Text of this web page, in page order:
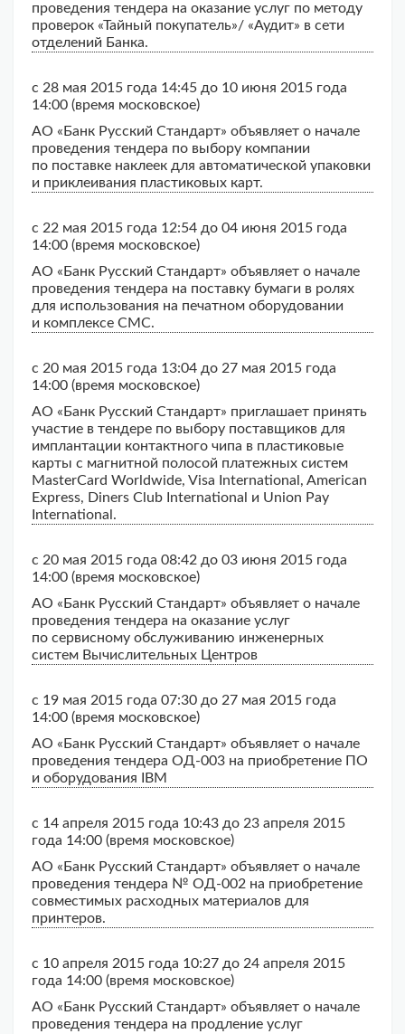
проведения тендера на оказание услуг по методу
проверок «Тайный покупатель»/ «Аудит» в сети
отделений Банка.
с 28 мая 2015 года 14:45 до 10 июня 2015 года
14:00 (время московское)
АО «Банк Русский Стандарт» объявляет о начале
проведения тендера по выбору компании
по поставке наклеек для автоматической упаковки
и приклеивания пластиковых карт.
с 22 мая 2015 года 12:54 до 04 июня 2015 года
14:00 (время московское)
АО «Банк Русский Стандарт» объявляет о начале
проведения тендера на поставку бумаги в ролях
для использования на печатном оборудовании
и комплексе СМС.
с 20 мая 2015 года 13:04 до 27 мая 2015 года
14:00 (время московское)
АО «Банк Русский Стандарт» приглашает принять
участие в тендере по выбору поставщиков для
имплантации контактного чипа в пластиковые
карты с магнитной полосой платежных систем
MasterCard Worldwide, Visa International, American
Express, Diners Club International и Union Pay
International.
с 20 мая 2015 года 08:42 до 03 июня 2015 года
14:00 (время московское)
АО «Банк Русский Стандарт» объявляет о начале
проведения тендера на оказание услуг
по сервисному обслуживанию инженерных
систем Вычислительных Центров
с 19 мая 2015 года 07:30 до 27 мая 2015 года
14:00 (время московское)
АО «Банк Русский Стандарт» объявляет о начале
проведения тендера ОД-003 на приобретение ПО
и оборудования IBM
с 14 апреля 2015 года 10:43 до 23 апреля 2015
года 14:00 (время московское)
АО «Банк Русский Стандарт» объявляет о начале
проведения тендера № ОД-002 на приобретение
совместимых расходных материалов для
принтеров.
с 10 апреля 2015 года 10:27 до 24 апреля 2015
года 14:00 (время московское)
АО «Банк Русский Стандарт» объявляет о начале
проведения тендера на продление услуг